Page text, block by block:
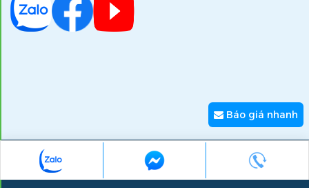
Copyright © 2026 zumi.com.vn - Giải pháp nâng tầm giá trị
thương hiệu
Báo giá nhanh